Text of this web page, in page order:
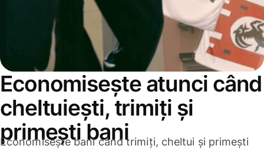
Economisește atunci când
cheltuiești, trimiți și
primești bani
Economisește bani când trimiți, cheltui și primești